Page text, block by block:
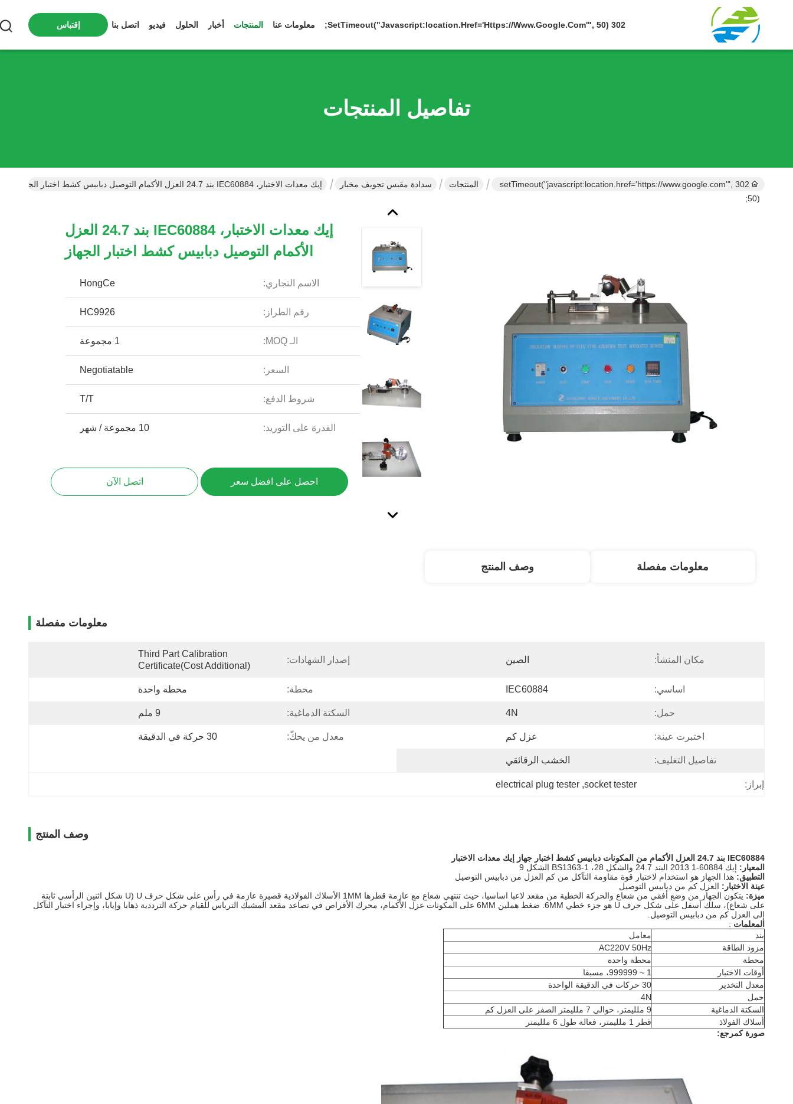
302 SetTimeout("javascript:location.href='https://www.google.com'", 50); معلومات عنا المنتجات أخبار الحلول فيديو اتصل بنا إقتباس
تفاصيل المنتجات
302 setTimeout("javascript:location.href='https://www.google.com'",
50);
المنتجات سدادة مقبس تجويف مخبار إيك معدات الاختبار، IEC60884 بند 24.7 العزل الأكمام التوصيل دبابيس كشط اختبار الجهاز
إيك معدات الاختبار، IEC60884 بند 24.7 العزل
الأكمام التوصيل دبابيس كشط اختبار الجهاز
الاسم التجاري: HongCe
رقم الطراز: HC9926
الـ MOQ: 1 مجموعة
السعر: Negotiatable
شروط الدفع: T/T
القدرة على التوريد: 10 مجموعة / شهر
احصل على افضل سعر اتصل الآن
معلومات مفصلة وصف المنتج
معلومات مفصلة
مكان المنشأ: الصين إصدار الشهادات:
Third Part Calibration
Certificate(cost Additional)
اساسي: IEC60884 محطة: محطة واحدة
حمل: 4N السكتة الدماغية: 9 ملم
اختبرت عينة: عزل كم معدل من يحكّ: 30 حركة في الدقيقة
تفاصيل التغليف: الخشب الرقائقي
إبراز: socket tester
,
electrical plug tester
وصف المنتج
IEC60884 بند 24.7 العزل الأكمام من المكونات دبابيس كشط اختبار جهاز إيك معدات الاختبار
المعيار: إيك 60884-1 2013 البند 24.7 والشكل 28، BS1363-1 الشكل 9
التطبيق: هذا الجهاز هو استخدام لاختبار قوة مقاومة التآكل من كم العزل من دبابيس التوصيل
عينة الاختبار: العزل كم من دبابيس التوصيل
ميزة:
يتكون الجهاز من وضع أفقي من شعاع والحركة الخطية من مقعد لاعبا اساسيا، حيث تنتهي شعاع مع عازمة قطرها 1MM الأسلاك الفولاذية قصيرة عازمة في رأس على شكل حرف U (U شكل اثنين الرأسي ثابتة
على شعاع)، سلك أسفل على شكل حرف U هو جزء خطي 6MM. ضغط هملين 6MM على المكونات عزل الأكمام، محرك الأقراص في تصاعد مقعد المشبك الترباس للقيام حركة الترددية ذهابا وإيابا، وإجراء اختبار التآكل
إلى العزل كم من دبابيس التوصيل.
المعلمات :
بند
معامل
مزود الطاقة
AC220V 50Hz
محطة
محطة واحدة
أوقات الاختبار
1 ~ 999999، مسبقا
معدل التخدير
30 حركات في الدقيقة الواحدة
حمل
4N
السكتة الدماغية
9 ملليمتر، حوالي 7 ملليمتر الصفر على العزل كم
أسلاك الفولاذ
قطر 1 ملليمتر، فعالة طول 6 ملليمتر
صورة كمرجع: